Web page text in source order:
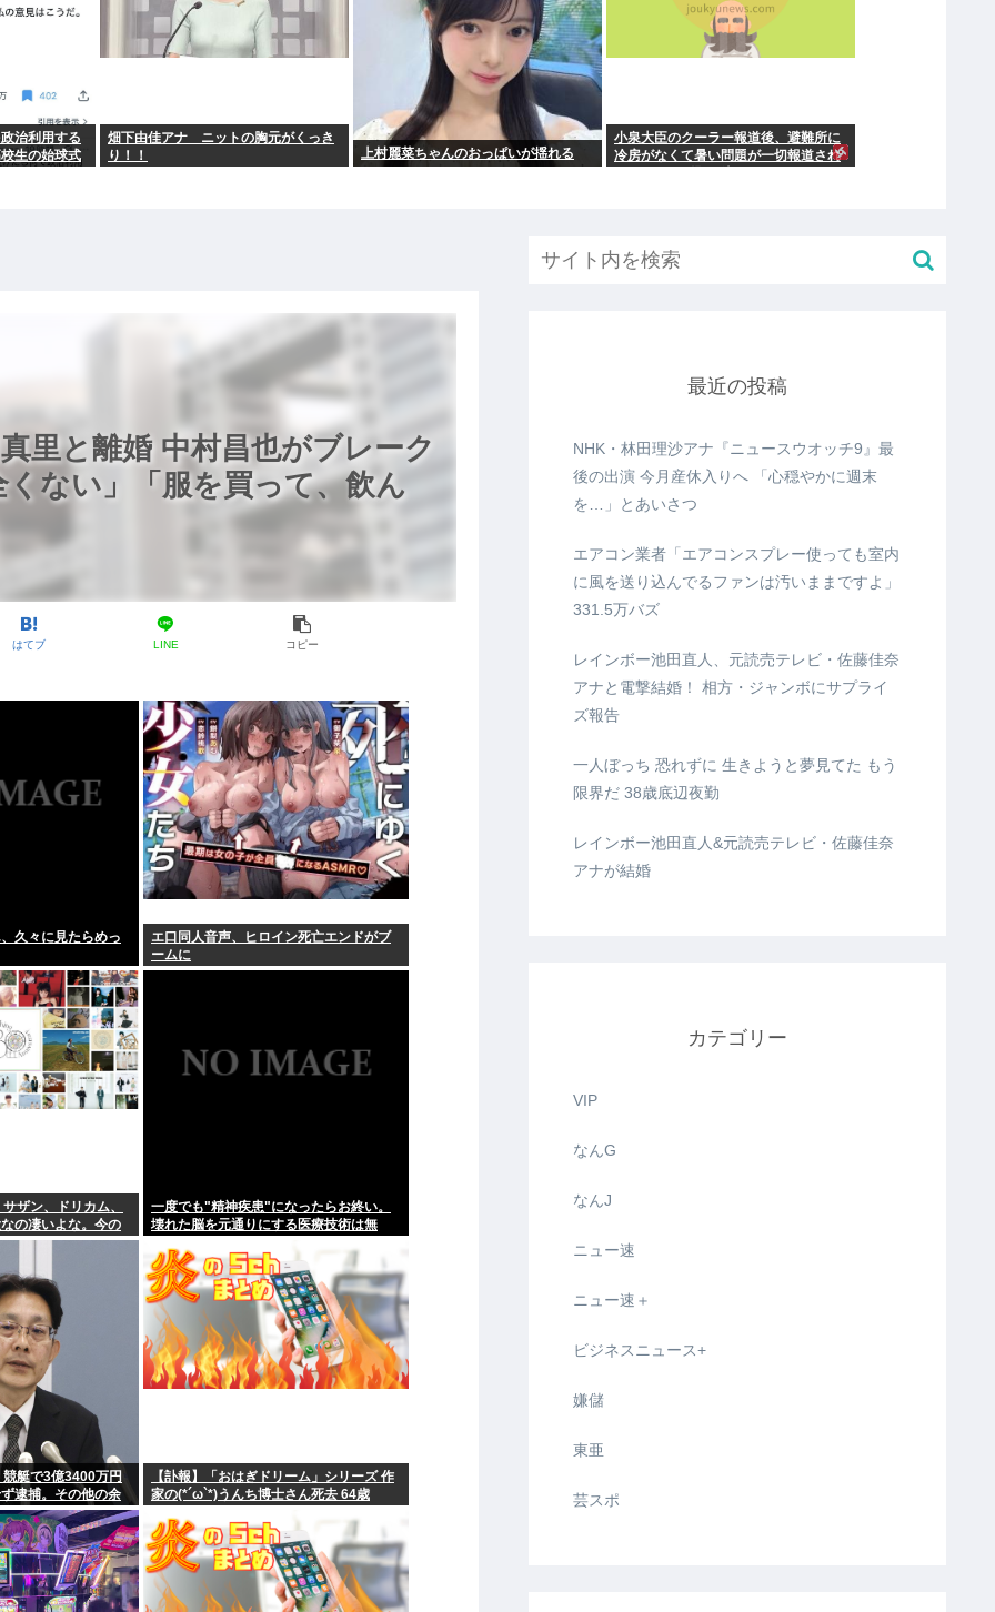
治利用する
生の始球式
畑下由佳アナ ニットの胸元がくっき
り！！
上村麗菜ちゃんのおっぱいが揺れる
小泉大臣のクーラー報道後、避難所に
冷房がなくて暑い問題が一切報道され
里と離婚 中村昌也がブレーク
ない」「服を買って、飲ん
はてブ LINE コピー
久々に見たらめっ
エ口同人音声、ヒロイン死亡エンドがブ
ームに
ザン、ドリカム、
の凄いよな。今の
るだろうか？」
一度でも"精神疾患"になったらお終い。
壊れた脳を元通りにする医療技術は無
艇で3億3400万円
逮捕。その他の余
【訃報】「おはぎドリーム」シリーズ 作
家の(*´ω`*)うんち博士さん死去 64歳
最近の投稿
NHK・林田理沙アナ『ニュースウオッチ9』最
後の出演 今月産休入りへ 「心穏やかに週末
を…」とあいさつ
エアコン業者「エアコンスプレー使っても室内
に風を送り込んでるファンは汚いままですよ」
331.5万バズ
レインボー池田直人、元読売テレビ・佐藤佳奈
アナと電撃結婚！ 相方・ジャンボにサプライ
ズ報告
一人ぼっち 恐れずに 生きようと夢見てた もう
限界だ 38歳底辺夜勤
レインボー池田直人&元読売テレビ・佐藤佳奈
アナが結婚
カテゴリー
VIP
なんG
なんJ
ニュー速
ニュー速＋
ビジネスニュース+
嫌儲
東亜
芸スポ